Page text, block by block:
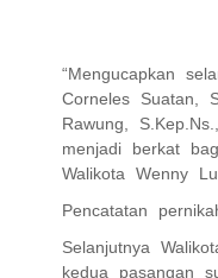
“Mengucapkan
Corneles Suatan,
Rawung,
menjadi berkat
Walikota Wenny
Pencatatan
Selanjutnya
kedua pasangan